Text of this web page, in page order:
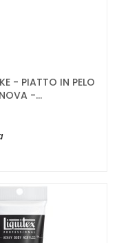
- PIATTO IN PELO
-...